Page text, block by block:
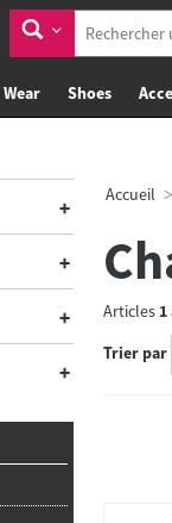
Wear Shoes
Accueil
Articles 1
Trier par